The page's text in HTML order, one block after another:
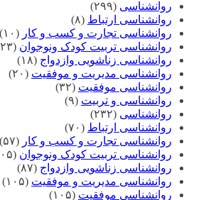
روانشناسی (۲۹۹)
روانشناسی ارتباط (۸)
روانشناسی تجارت و کسب و کار (۱۰)
روانشناسی تربیت کودک ونوجوان (۲۳)
روانشناسی زناشویی وازدواج (۱۸)
روانشناسی مدیریت و موفقیت (۲۰)
روانشناسی موفقیت (۳۲)
روانشناسی و تربیت (۹)
روانشناسی (۲۳۲)
روانشناسی ارتباط (۷۰)
روانشناسی تجارت و کسب و کار (۵۷)
روانشناسی تربیت کودک ونوجوان (۱۰۵)
روانشناسی زناشویی وازدواج (۸۷)
روانشناسی مدیریت و موفقیت (۱۰۵)
روانشناسی موفقیت (۱۰۵)